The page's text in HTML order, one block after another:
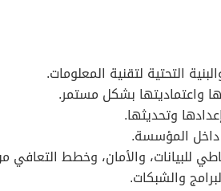
التحتية لتقنية المعلومات.
واعتماديتها بشكل مستمر.
وتحديثها.
داخل المؤسسة.
للبيانات، والأمان، وخطط التعافي
والشبكات.